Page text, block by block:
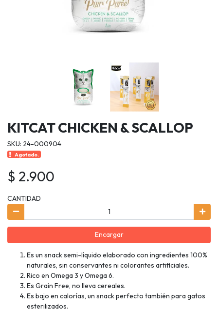
KITCAT CHICKEN & SCALLOP
SKU: 24-000904
Agotado.
$ 2.900
CANTIDAD
Encargar
Es un snack semi-líquido elaborado con ingredientes 100%
naturales, sin conservantes ni colorantes artificiales.
Rico en Omega 3 y Omega 6.
Es Grain Free, no lleva cereales.
Es bajo en calorías, un snack perfecto también para gatos
esterilizados.